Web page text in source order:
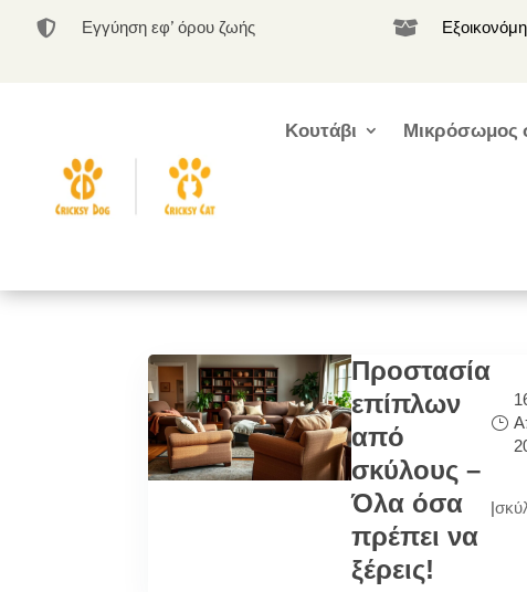
 Εγγύηση εφ’ όρου ζωής 
Κουτάβι Μικρόσωμος
Προστασία
επίπλων
από
σκύλους –
Όλα όσα
πρέπει να
ξέρεις!
|